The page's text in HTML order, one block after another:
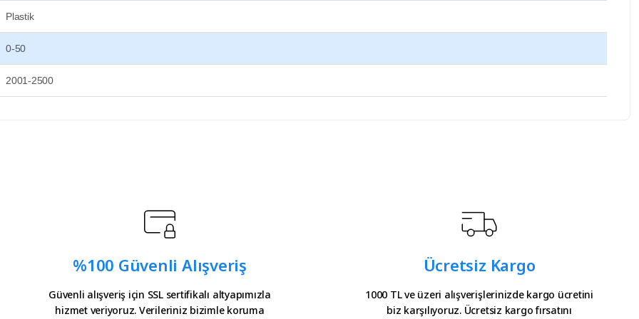
Plastik
0-50
2001-2500
%100 Güvenli Alışveriş
Güvenli alışveriş için SSL sertifikalı altyapımızla
hizmet veriyoruz. Verileriniz bizimle koruma
Ücretsiz Kargo
1000 TL ve üzeri alışverişlerinizde kargo ücretini
biz karşılıyoruz. Ücretsiz kargo fırsatını